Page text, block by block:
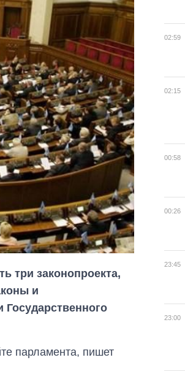
три законопроекта,
и
парламента, пишет
02:59
02:15
00:58
00:26
23:45
23:00